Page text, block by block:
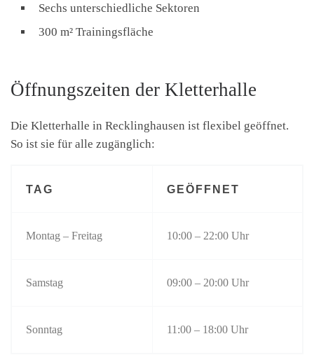
Sechs unterschiedliche Sektoren
300 m² Trainingsfläche
Öffnungszeiten der Kletterhalle
Die Kletterhalle in Recklinghausen ist flexibel geöffnet.
So ist sie für alle zugänglich:
TAG GEÖFFNET
Montag – Freitag 10:00 – 22:00 Uhr
Samstag 09:00 – 20:00 Uhr
Sonntag 11:00 – 18:00 Uhr